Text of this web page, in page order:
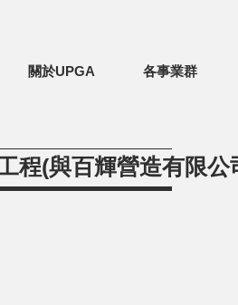
關於UPGA 各事業群
程(與百輝營造有限公